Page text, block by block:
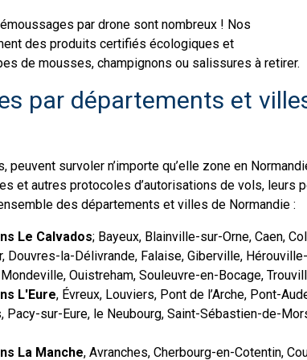
par drone sont nombreux ! Nos
des produits certifiés écologiques et
de mousses, champignons ou salissures à retirer.
par départements et
peuvent survoler n’importe qu’elle zone en
et autres protocoles d’autorisations de vols, leurs
des départements et villes de Normandie :
Le Calvados; Bayeux, Blainville-sur-Orne, Caen,
la-Délivrande, Falaise, Giberville,
Ouistreham, Souleuvre-en-Bocage,
L'Eure, Évreux, Louviers, Pont de l’Arche, Pont-
Pacy-sur-Eure, le Neubourg, Saint-Sébastien-de-
La Manche, Avranches, Cherbourg-en-Cotentin,